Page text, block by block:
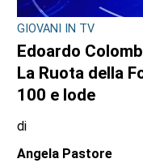
GIOVANI IN TV
Edoardo
La Ruota della
100 e lode
di
Angela Pastore